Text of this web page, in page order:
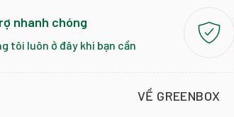
nhanh chóng
tôi luôn ở đây khi bạn cần
VỀ GREENBOX